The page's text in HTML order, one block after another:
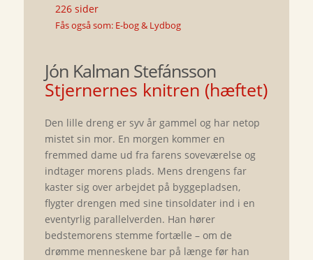
226 sider
Fås også som: E-bog & Lydbog
Jón Kalman Stefánsson
Stjernernes knitren (hæftet)
Den lille dreng er syv år gammel og har netop
mistet sin mor. En morgen kommer en
fremmed dame ud fra farens soveværelse og
indtager morens plads. Mens drengens far
kaster sig over arbejdet på byggepladsen,
flygter drengen med sine tinsoldater ind i en
eventyrlig parallelverden. Han hører
bedstemorens stemme fortælle – om de
drømme menneskene bar på længe før han